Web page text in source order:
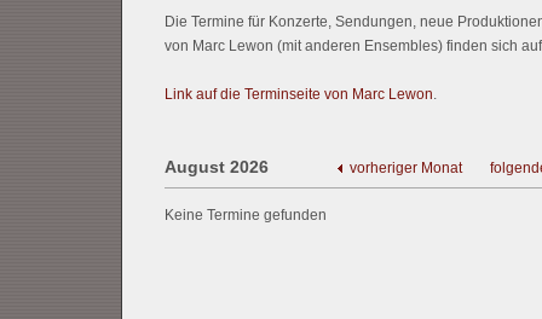
Die Termine für Konzerte, Sendungen, neue
von Marc Lewon (mit anderen Ensembles) finden sich
Link auf die Terminseite von Marc Lewon.
August 2026 vorheriger Monat
Keine Termine gefunden